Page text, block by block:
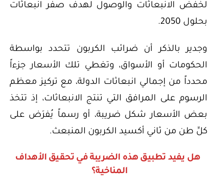
لخفض الانبعاثات والوصول لهدف صفر انبعاثات
بحلول 2050.
وجدير بالذكر أن ضرائب الكربون تتحدد بواسطة
الحكومات أو الأسواق، وتغطي تلك الأسعار جزءاً
محدداً من إجمالي انبعاثات الدولة، مع تركيز معظم
الرسوم على المرافق التي تنتج الانبعاثات، إذ تتخذ
بعض الأسعار شكل ضريبة، أو رسماً يُفرَض على
كلِّ طن من ثاني أكسيد الكربون المنبعث.
هل يفيد تطبيق هذه الضريبة في تحقيق الأهداف
المناخية؟